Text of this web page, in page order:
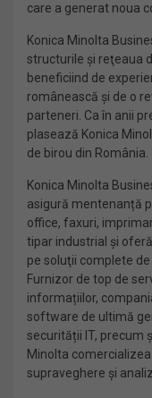
care a generat noua
Konica Minolta
structurile şi reţeaua
beneficiind de
românească şi de o
parteneri. Ca în anii
plasează Konica
de birou din România.
Konica Minolta
asigură mentenanță
office, faxuri,
tipar industrial şi
pe soluţii complete
Furnizor de top de
informațiilor,
software de ultimă
securității IT, precum
Minolta
supraveghere și